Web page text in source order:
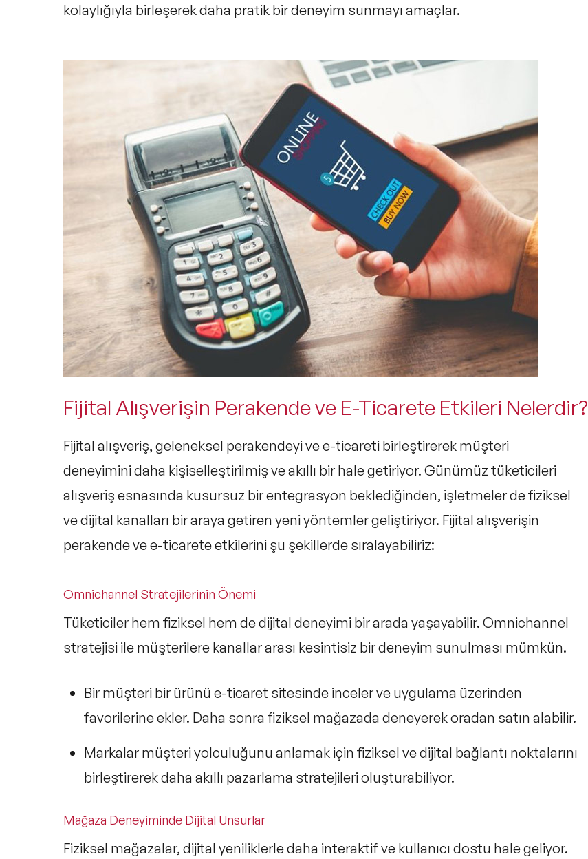
kolaylığıyla birleşerek daha pratik bir deneyim sunmayı amaçlar.
Fijital Alışverişin Perakende ve E-Ticarete Etkileri Nelerdir?
Fijital alışveriş, geleneksel perakendeyi ve e-ticareti birleştirerek müşteri
deneyimini daha kişiselleştirilmiş ve akıllı bir hale getiriyor. Günümüz tüketicileri
alışveriş esnasında kusursuz bir entegrasyon beklediğinden, işletmeler de fiziksel
ve dijital kanalları bir araya getiren yeni yöntemler geliştiriyor. Fijital alışverişin
perakende ve e-ticarete etkilerini şu şekillerde sıralayabiliriz:
Omnichannel Stratejilerinin Önemi
Tüketiciler hem fiziksel hem de dijital deneyimi bir arada yaşayabilir. Omnichannel
stratejisi ile müşterilere kanallar arası kesintisiz bir deneyim sunulması mümkün.
Bir müşteri bir ürünü e-ticaret sitesinde inceler ve uygulama üzerinden
favorilerine ekler. Daha sonra fiziksel mağazada deneyerek oradan satın alabilir.
Markalar müşteri yolculuğunu anlamak için fiziksel ve dijital bağlantı noktalarını
birleştirerek daha akıllı pazarlama stratejileri oluşturabiliyor.
Mağaza Deneyiminde Dijital Unsurlar
Fiziksel mağazalar, dijital yeniliklerle daha interaktif ve kullanıcı dostu hale geliyor.